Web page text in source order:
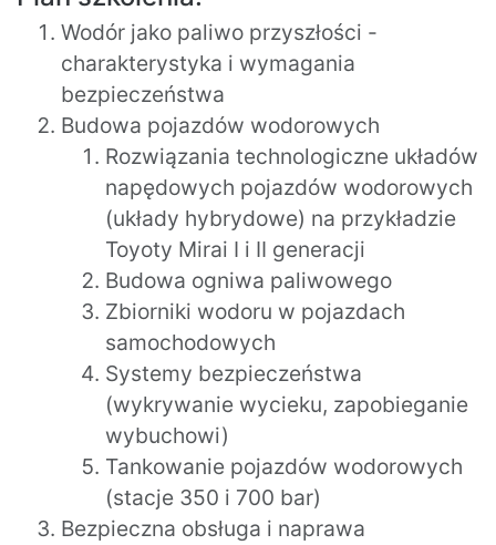
Wodór jako paliwo przyszłości -
charakterystyka i wymagania
bezpieczeństwa
Budowa pojazdów wodorowych
Rozwiązania technologiczne układów
napędowych pojazdów wodorowych
(układy hybrydowe) na przykładzie
Toyoty Mirai I i II generacji
Budowa ogniwa paliwowego
Zbiorniki wodoru w pojazdach
samochodowych
Systemy bezpieczeństwa
(wykrywanie wycieku, zapobieganie
wybuchowi)
Tankowanie pojazdów wodorowych
(stacje 350 i 700 bar)
Bezpieczna obsługa i naprawa